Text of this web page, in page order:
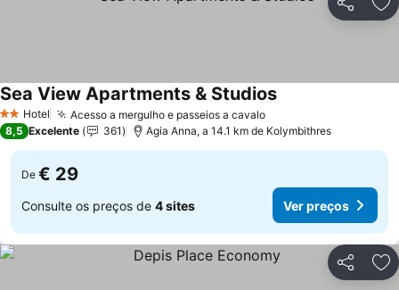
Partilhar
2 Estrelas
Hotel Acesso a mergulho e passeios a cavalo
Sea View Apartments & Studios
8,5 Excelente 361 Agia Anna, a 14.1 km de Kolymbithres
De € 29
Consulte os preços de 4 sites Ver preços
Partilhar